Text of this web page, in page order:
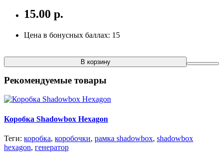
15.00 р.
Цена в бонусных баллах: 15
В корзину
Рекомендуемые товары
Коробка Shadowbox Hexagon
Теги: коробка, коробочки, рамка shadowbox, shadowbox
hexagon, генератор